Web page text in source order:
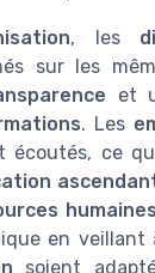
, les
sur les
et
. Les
écoutés, ce
humaines
en veillant
soient